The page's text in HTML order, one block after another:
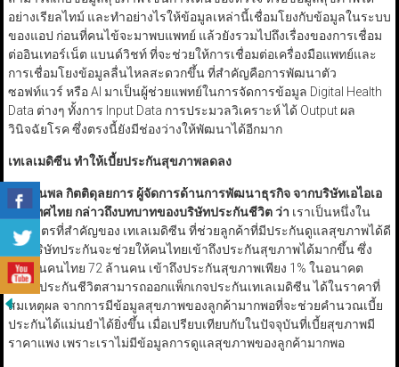
อย่างเรียลไทม์ และทำอย่างไรให้ข้อมูลเหล่านี้เชื่อมโยงกับข้อมูลในระบบ
ของแอป ก่อนที่คนไข้จะมาพบแพทย์ แล้วยังรวมไปถึงเรื่องของการเชื่อม
ต่ออินเทอร์เน็ต แบนด์วิชท์ ที่จะช่วยให้การเชื่อมต่อเครื่องมือแพทย์และ
การเชื่อมโยงข้อมูลลื่นไหลสะดวกขึ้น ที่สำคัญคือการพัฒนาตัว
ซอฟท์แวร์ หรือ AI มาเป็นผู้ช่วยแพทย์ในการจัดการข้อมูล Digital Health
Data ต่างๆ ทั้งการ Input Data การประมวลวิเคราะห์ ได้ Output ผล
วินิจฉัยโรค ซึ่งตรงนี้ยังมีช่องว่างให้พัฒนาได้อีกมาก
เทเลเมดิซีน ทำให้เบี้ยประกันสุขภาพลดลง
นายฐนพล กิตติดุลยการ ผู้จัดการด้านการพัฒนาธุรกิจ จากบริษัทเอไอเอ
ประเทศไทย กล่าวถึงบทบาทของบริษัทประกันชีวิต ว่า เราเป็นหนึ่งใน
พันธมิตรที่สำคัญของ เทเลเมดิซีน ที่ช่วยลูกค้าที่มีประกันดูแลสุขภาพได้ดี
ขึ้น บริษัทประกันจะช่วยให้คนไทยเข้าถึงประกันสุขภาพได้มากขึ้น ซึ่ง
ปัจจุบันคนไทย 72 ล้านคน เข้าถึงประกันสุขภาพเพียง 1% ในอนาคต
บริษัทประกันชีวิตสามารถออกแพ็กเกจประกันเทเลเมดิซีน ได้ในราคาที่
สมเหตุผล จากการมีข้อมูลสุขภาพของลูกค้ามากพอที่จะช่วยคำนวณเบี้ย
ประกันได้แม่นยำได้ยิ่งขึ้น เมื่อเปรียบเทียบกับในปัจจุบันที่เบี้ยสุขภาพมี
ราคาแพง เพราะเราไม่มีข้อมูลการดูแลสุขภาพของลูกค้ามากพอ